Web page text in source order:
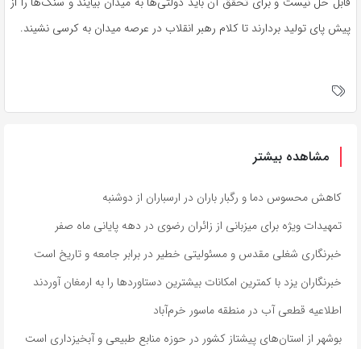
پیش پای تولید بردارند تا کلام رهبر انقلاب در عرصه میدان به کرسی نشیند.
مشاهده بیشتر
کاهش محسوس دما و رگبار باران در ارسباران از دوشنبه
تمهیدات ویژه برای میزبانی از زائران رضوی در دهه پایانی ماه صفر
خبرنگاری شغلی مقدس و مسئولیتی خطیر در برابر جامعه و تاریخ است
خبرنگاران یزد با کمترین امکانات بیشترین دستاوردها را به ارمغان آوردند
اطلاعیه قطعی آب در منطقه ماسور خرم‌آباد
بوشهر از استان‌های پیشتاز کشور در حوزه منابع طبیعی و آبخیزداری است